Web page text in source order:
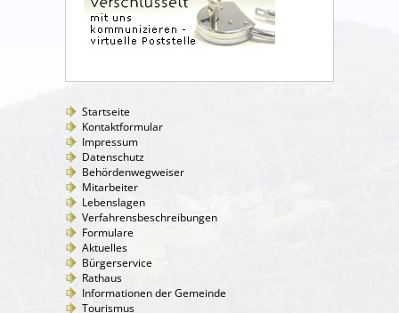
Startseite
Kontaktformular
Impressum
Datenschutz
Behördenwegweiser
Mitarbeiter
Lebenslagen
Verfahrensbeschreibungen
Formulare
Aktuelles
Bürgerservice
Rathaus
Informationen der Gemeinde
Tourismus